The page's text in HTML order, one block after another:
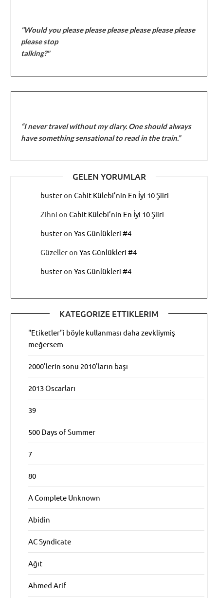
"Would you please please please please please please
please stop
talking?"
“I never travel without my diary. One should always
have something sensational to read in the train.”
GELEN YORUMLAR
busteronCahit Külebi’nin En İyi 10 Şiiri
Zihni onCahit Külebi’nin En İyi 10 Şiiri
busteronYas Günlükleri #4
GüzelleronYas Günlükleri #4
busteronYas Günlükleri #4
KATEGORIZE ETTIKLERIM
"Etiketler"i böyle kullanması daha zevkliymiş
meğersem
2000'lerin sonu 2010'ların başı
2013 Oscarları
39
500 Days of Summer
7
80
A Complete Unknown
Abidin
AC Syndicate
Ağıt
Ahmed Arif